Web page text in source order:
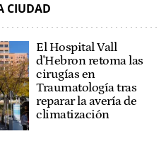
CIUDAD
El Hospital Vall
d'Hebron retoma las
cirugías en
Traumatología tras
reparar la avería de
climatización